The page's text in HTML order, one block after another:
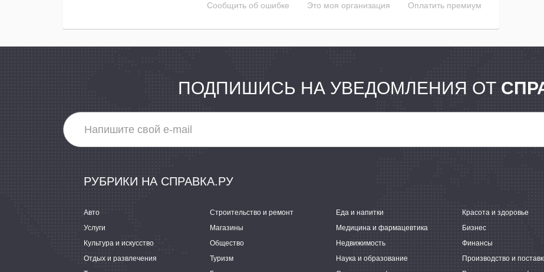
Сообщить об ошибке Это моя организация Оплатить премиум
ПОДПИШИСЬ НА УВЕДОМЛЕНИЯ ОТ
РУБРИКИ НА СПРАВКА.РУ
Авто Строительство и ремонт Еда и напитки Красота и здоровье
Услуги
Магазины Медицина и фармацевтика Бизнес
Культура и искусство
Общество Недвижимость Финансы
Отдых и развлечения
Туризм Наука и образование Производство и